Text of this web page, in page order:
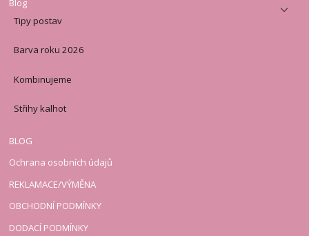
Tipy postav
Barva roku 2026
Kombinujeme
Střihy kalhot
BLOG
Ochrana osobních údajů
REKLAMACE/VÝMĚNA
OBCHODNÍ PODMÍNKY
DODACÍ PODMÍNKY